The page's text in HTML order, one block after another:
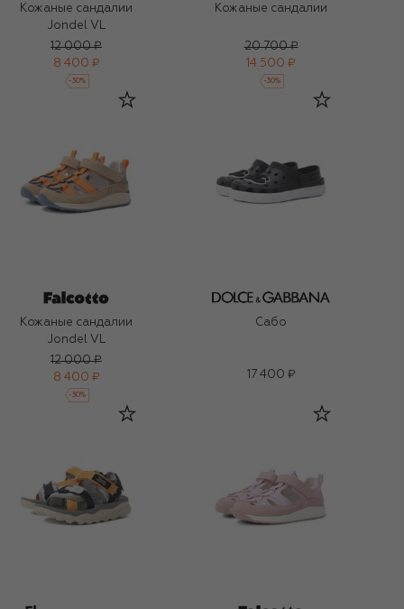
Кожаные сандалии
Jondel VL
12 000 ₽
8 400 ₽
-30%
Кожаные сандалии
20 700 ₽
14 500 ₽
-30%
Кожаные сандалии
Jondel VL
12 000 ₽
8 400 ₽
-30%
Сабо
17 400 ₽